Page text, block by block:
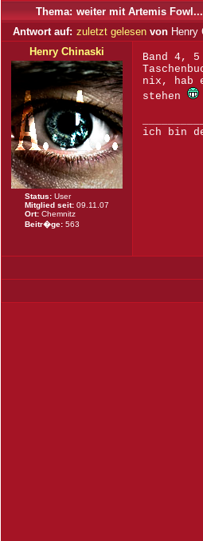
Thema: weiter mit Artemis Fowl...
Antwort auf: zuletzt gelesen von Henry
Henry Chinaski
Status: User
Mitglied seit: 09.11.07
Ort: Chemnitz
Beitr�ge: 563
Band 4,
nix, hab
stehen
ich bin